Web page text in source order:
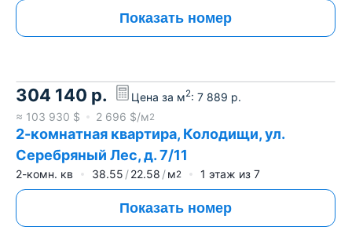
Показать номер
304 140 р. Цена за м2: 7 889 р.
≈ 103 930 $ 2 696 $/м2
2-комнатная квартира, Колодищи, ул.
Серебряный Лес, д. 7/11
2-комн. кв 38.55 22.58 м2 1 этаж из 7
Показать номер